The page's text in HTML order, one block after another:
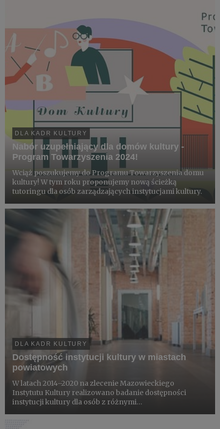
DLA KADR KULTURY
Nabór uzupełniający dla domów kultury -
Program Towarzyszenia 2024!
Wciąż poszukujemy do Programu Towarzyszenia domu
kultury! W tym roku proponujemy nową ścieżką
tutoringu dla osób zarządzających instytucjami kultury.
DLA KADR KULTURY
Dostępność instytucji kultury w miastach
powiatowych
W latach 2014–2020 na zlecenie Mazowieckiego
Instytutu Kultury realizowano badanie dostępności
instytucji kultury dla osób z różnymi